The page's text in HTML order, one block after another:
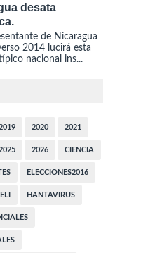
desata
de Nicaragua
2014 lucirá esta
nacional ins...
2020 2021
2026 CIENCIA
ELECCIONES2016
HANTAVIRUS